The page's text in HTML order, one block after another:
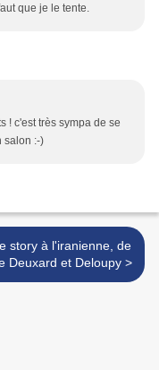
que je le tente.
! c'est très sympa de se
salon :-)
story à l'iranienne, de
Jane Deuxard et Deloupy >